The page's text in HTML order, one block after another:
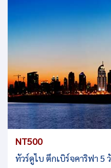
NT500
ทัวร์ดูไบ ตึกเบิร์จคาริฟา 5